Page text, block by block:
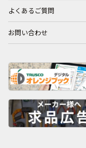
よくあるご質問
お問い合わせ